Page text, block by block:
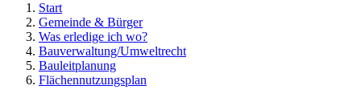
Start
Gemeinde & Bürger
Was erledige ich wo?
Bauverwaltung/Umweltrecht
Bauleitplanung
Flächennutzungsplan